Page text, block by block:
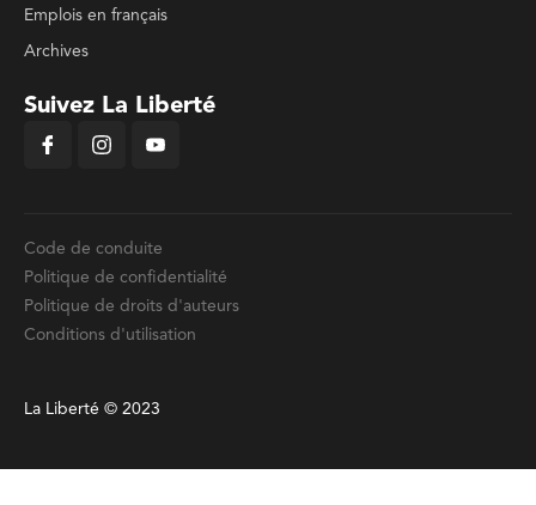
Emplois en français
Archives
Suivez La Liberté
Code de conduite
Politique de confidentialité
Politique de droits d'auteurs
Conditions d'utilisation
La Liberté © 2023